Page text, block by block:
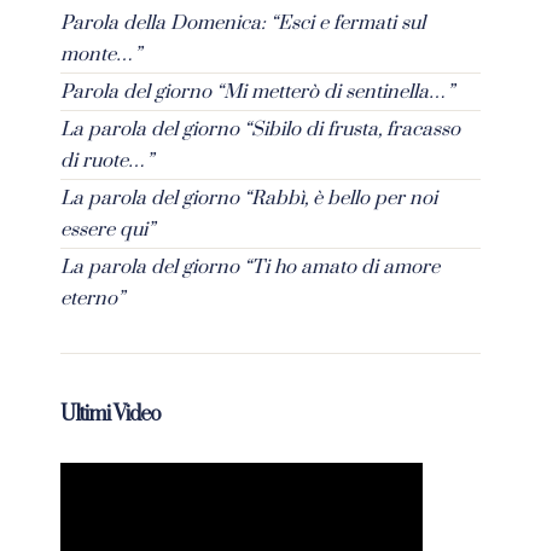
Parola della Domenica: “Esci e fermati sul
monte…”
Parola del giorno “Mi metterò di sentinella…”
La parola del giorno “Sibilo di frusta, fracasso
di ruote…”
La parola del giorno “Rabbì, è bello per noi
essere qui”
La parola del giorno “Ti ho amato di amore
eterno”
Ultimi Video